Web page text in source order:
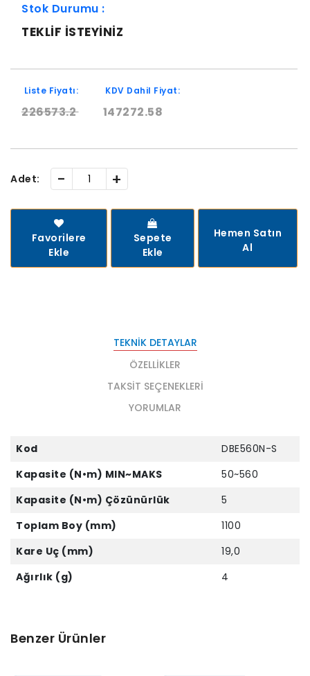
Stok Durumu :
TEKLIF ISTEYINIZ
Liste Fiyatı:
226573.2
KDV Dahil Fiyat:
147272.58
Adet: - +
Favorilere
Ekle
Sepete
Ekle
Hemen Satın
Al
TEKNIK DETAYLAR
ÖZELLIKLER
TAKSIT SEÇENEKLERI
YORUMLAR
Kod
DBE560N-S
Kapasite (N•m) MIN~MAKS
50~560
Kapasite (N•m) Çözünürlük
5
Toplam Boy (mm)
1100
Kare Uç (mm)
19,0
Ağırlık (g)
4
Benzer Ürünler